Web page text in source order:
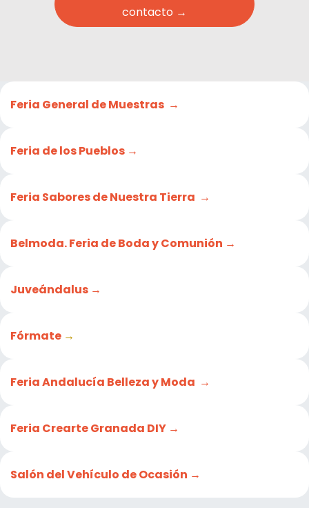
contacto →
Feria General de Muestras →
Feria de los Pueblos →
Feria Sabores de Nuestra Tierra →
Belmoda. Feria de Boda y Comunión →
Juveándalus →
Fórmate →
Feria Andalucía Belleza y Moda →
Feria Crearte Granada DIY →
Salón del Vehículo de Ocasión →